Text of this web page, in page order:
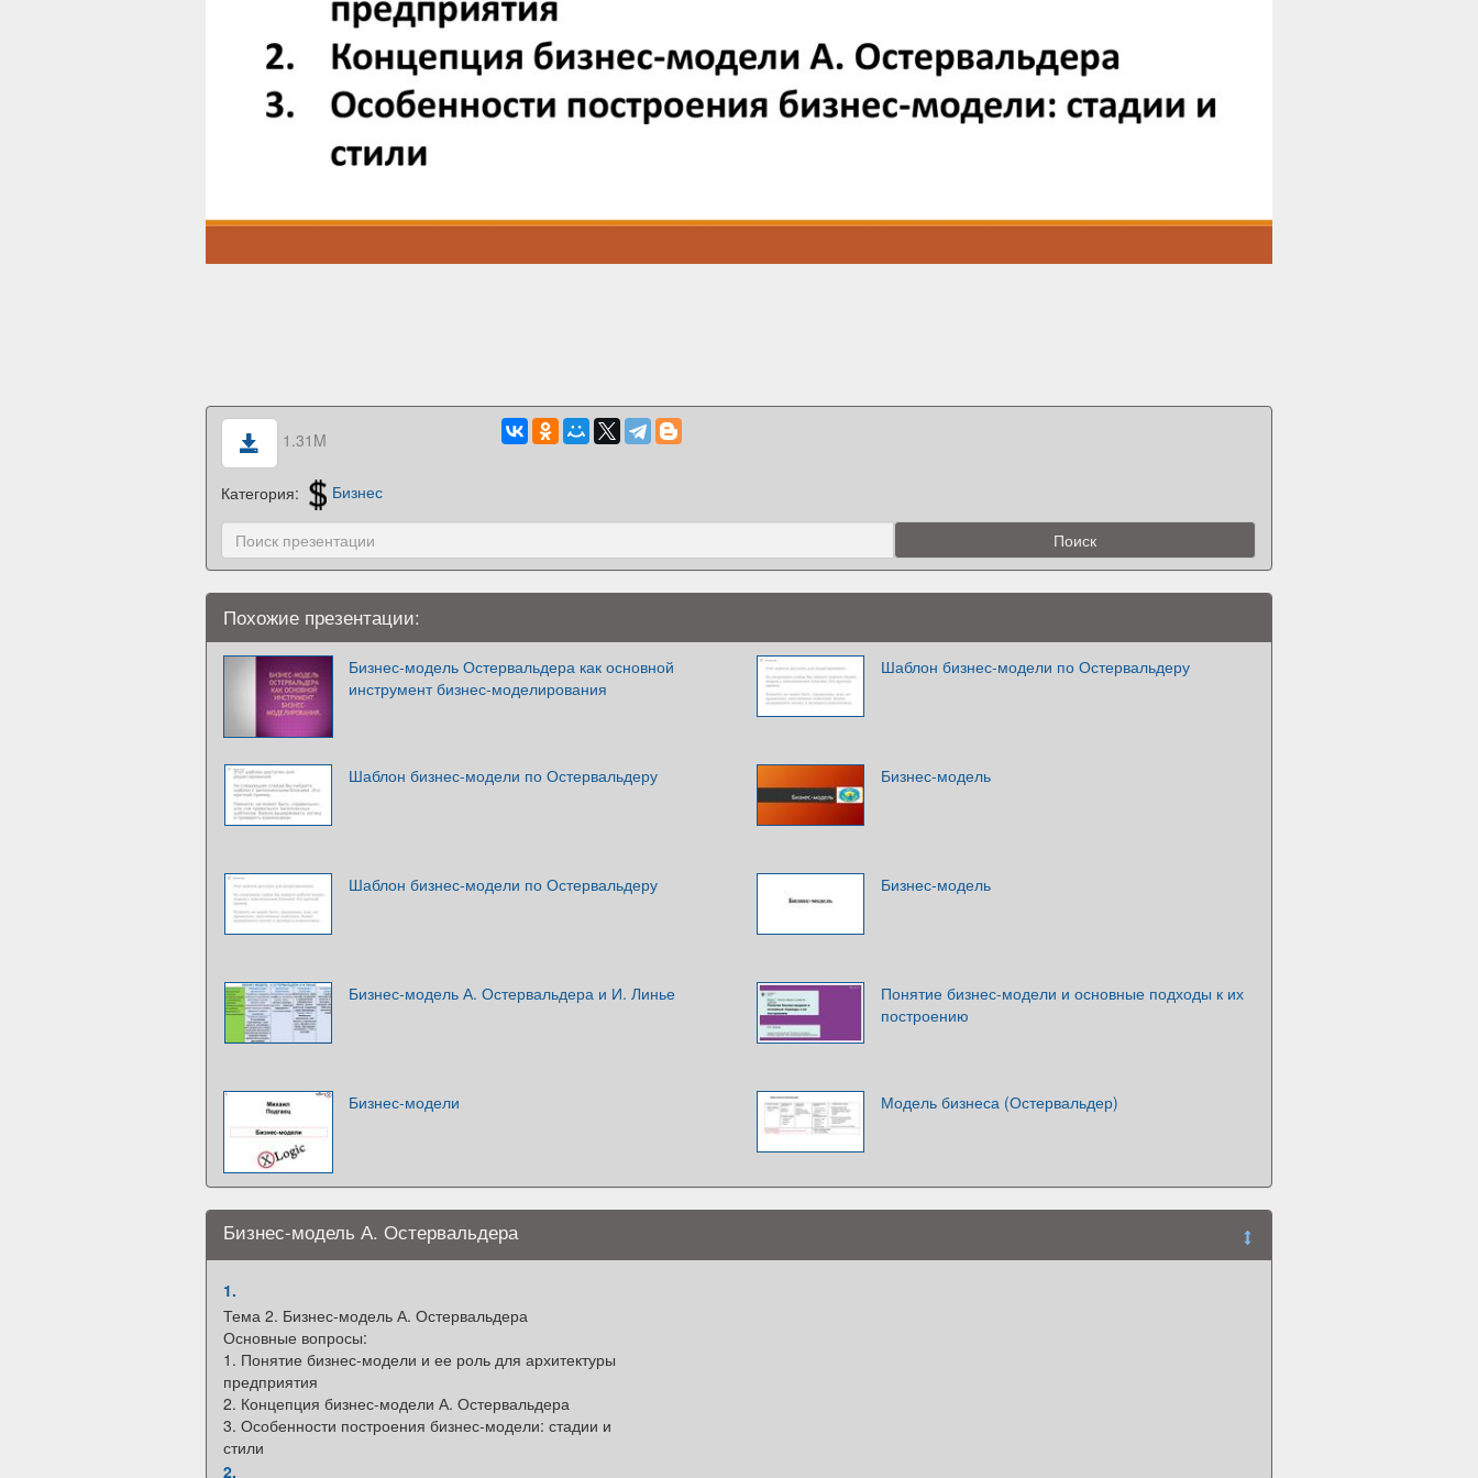
1.31M
Категория: Бизнес
Похожие презентации:
Бизнес-модель Остервальдера как основной
инструмент бизнес-моделирования
Шаблон бизнес-модели по Остервальдеру
Шаблон бизнес-модели по Остервальдеру Бизнес-модель
Шаблон бизнес-модели по Остервальдеру Бизнес-модель
Бизнес-модель А. Остервальдера и И. Линье
Понятие бизнес-модели и основные подходы к их
построению
Бизнес-модели Модель бизнеса (Остервальдер)
Бизнес-модель А. Остервальдера
1.
Тема 2. Бизнес-модель А. Остервальдера
Основные вопросы:
1. Понятие бизнес-модели и ее роль для архитектуры
предприятия
2. Концепция бизнес-модели А. Остервальдера
3. Особенности построения бизнес-модели: стадии и
стили
2.